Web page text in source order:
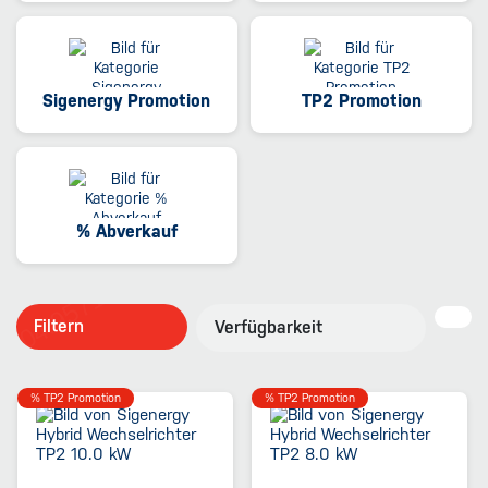
Sigenergy Promotion TP2 Promotion
% Abverkauf
Filtern Verfügbarkeit
% TP2 Promotion % TP2 Promotion